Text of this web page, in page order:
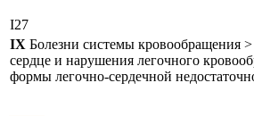
I27
IX Болезни системы кровообращения >
сердце и нарушения легочного
формы легочно-сердечной